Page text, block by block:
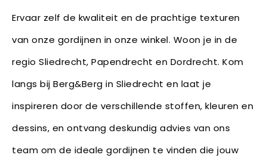
Ervaar zelf de kwaliteit en de prachtige texturen
van onze gordijnen in onze winkel. Woon je in de
regio Sliedrecht, Papendrecht en Dordrecht. Kom
langs bij Berg&Berg in Sliedrecht en laat je
inspireren door de verschillende stoffen, kleuren en
dessins, en ontvang deskundig advies van ons
team om de ideale gordijnen te vinden die jouw